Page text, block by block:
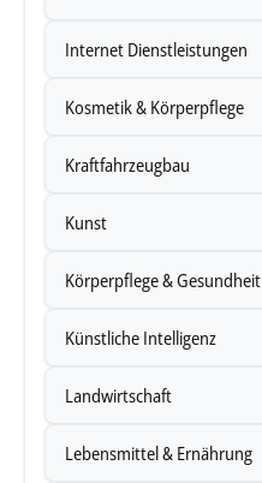
Internet Dienstleistungen
Kosmetik & Körperpflege
Kraftfahrzeugbau
Kunst
Körperpflege & Gesundheit
Künstliche Intelligenz
Landwirtschaft
Lebensmittel & Ernährung